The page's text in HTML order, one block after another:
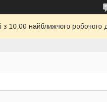
з 10:00 найближчого робочого